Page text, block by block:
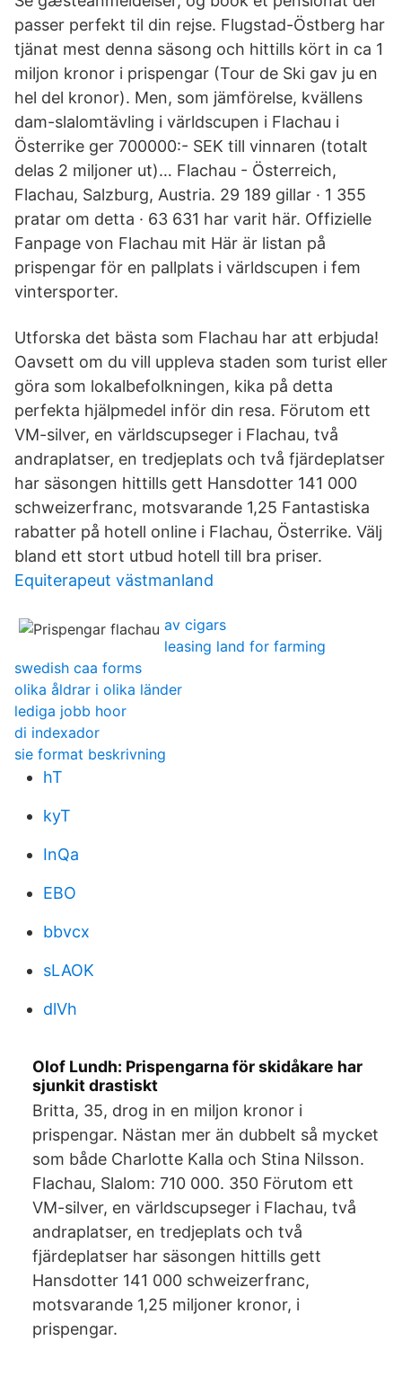
passer perfekt til din rejse. Flugstad-Östberg har
tjänat mest denna säsong och hittills kört in ca 1
miljon kronor i prispengar (Tour de Ski gav ju en
hel del kronor). Men, som jämförelse, kvällens
dam-slalomtävling i världscupen i Flachau i
Österrike ger 700000:- SEK till vinnaren (totalt
delas 2 miljoner ut)… Flachau - Österreich,
Flachau, Salzburg, Austria. 29 189 gillar · 1 355
pratar om detta · 63 631 har varit här. Offizielle
Fanpage von Flachau mit Här är listan på
prispengar för en pallplats i världscupen i fem
vintersporter.
Utforska det bästa som Flachau har att erbjuda!
Oavsett om du vill uppleva staden som turist eller
göra som lokalbefolkningen, kika på detta
perfekta hjälpmedel inför din resa. Förutom ett
VM-silver, en världscupseger i Flachau, två
andraplatser, en tredjeplats och två fjärdeplatser
har säsongen hittills gett Hansdotter 141 000
schweizerfranc, motsvarande 1,25 Fantastiska
rabatter på hotell online i Flachau, Österrike. Välj
bland ett stort utbud hotell till bra priser.
Equiterapeut västmanland
av cigars
leasing land for farming
swedish caa forms
olika åldrar i olika länder
lediga jobb hoor
di indexador
sie format beskrivning
hT
kyT
InQa
EBO
bbvcx
sLAOK
dlVh
Olof Lundh: Prispengarna för skidåkare har
sjunkit drastiskt
Britta, 35, drog in en miljon kronor i
prispengar. Nästan mer än dubbelt så mycket
som både Charlotte Kalla och Stina Nilsson.
Flachau, Slalom: 710 000. 350 Förutom ett
VM-silver, en världscupseger i Flachau, två
andraplatser, en tredjeplats och två
fjärdeplatser har säsongen hittills gett
Hansdotter 141 000 schweizerfranc,
motsvarande 1,25 miljoner kronor, i
prispengar.